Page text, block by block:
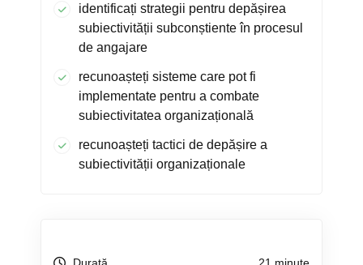
identificați strategii pentru depășirea
subiectivității subconștiente în procesul
de angajare
recunoașteți sisteme care pot fi
implementate pentru a combate
subiectivitatea organizațională
recunoașteți tactici de depășire a
subiectivității organizaționale